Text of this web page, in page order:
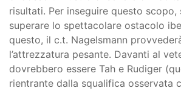
risultati. Per inseguire questo scopo,
superare lo spettacolare ostacolo
questo, il c.t. Nagelsmann
l’attrezzatura pesante. Davanti al
dovrebbero essere Tah e Rudiger
rientrante dalla squalifica osservata